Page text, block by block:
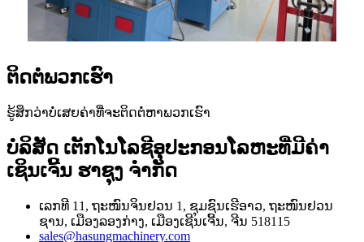
ຕິດຕໍ່ພວກເຮົາ
ຮູ້ສຶກວ່າບໍ່ເສຍຄ່າທີ່ຈະຕິດຕໍ່ຫາພວກເຮົາ
ບໍລິສັດ ເຕັກໂນໂລຊີອຸປະກອນໂລຫະທີ່ມີຄ່າ
ເຊິນເຈີ້ນ ຮາຊຸງ ຈຳກັດ
ເລກທີ 11, ຖະໜົນຈິນຢວນ 1, ຊຸມຊົນເຮີອາວ, ຖະໜົນຢວນ
ຊານ, ເມືອງລອງກ່າງ, ເມືອງເຊີນເຈີ້ນ, ຈີນ 518115
sales@hasungmachinery.com